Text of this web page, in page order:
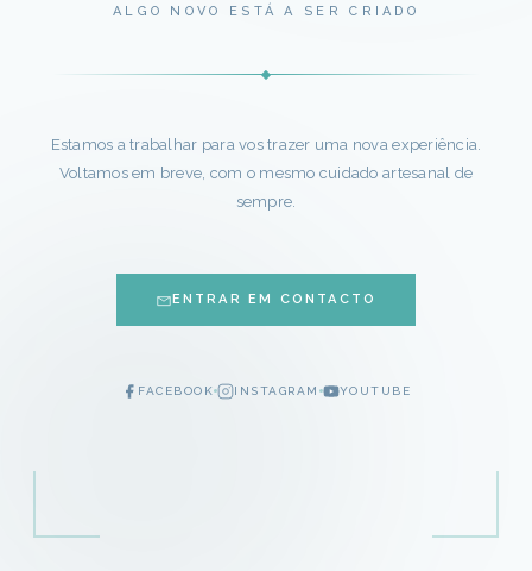
ALGO NOVO ESTÁ A SER CRIADO
Estamos a trabalhar para vos trazer uma nova experiência.
Voltamos em breve, com o mesmo cuidado artesanal de
sempre.
ENTRAR EM CONTACTO
FACEBOOK INSTAGRAM YOUTUBE